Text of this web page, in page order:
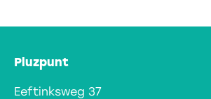
Pluzpunt
Eeftinksweg 37